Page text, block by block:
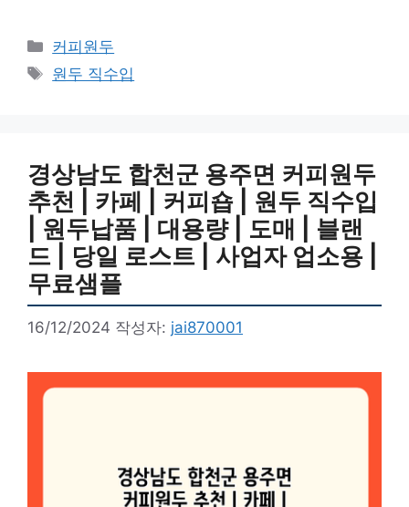
카
테
커피원두
태
원두 직수입
경상남도 합천군 용주면 커피원두
추천 | 카페 | 커피숍 | 원두 직수입
| 원두납품 | 대용량 | 도매 | 블랜
드 | 당일 로스트 | 사업자 업소용 |
무료샘플
16/12/2024 작성자: jai870001